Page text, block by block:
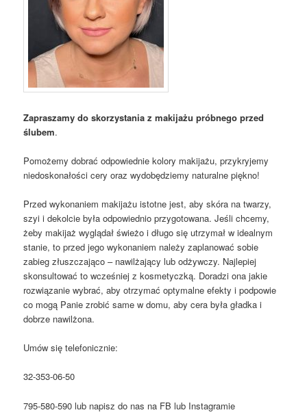
Zapraszamy do skorzystania z makijażu próbnego przed
ślubem.
Pomożemy dobrać odpowiednie kolory makijażu, przykryjemy
niedoskonałości cery oraz wydobędziemy naturalne piękno!
Przed wykonaniem makijażu istotne jest, aby skóra na twarzy,
szyi i dekolcie była odpowiednio przygotowana. Jeśli chcemy,
żeby makijaż wyglądał świeżo i długo się utrzymał w idealnym
stanie, to przed jego wykonaniem należy zaplanować sobie
zabieg złuszczająco – nawilżający lub odżywczy. Najlepiej
skonsultować to wcześniej z kosmetyczką. Doradzi ona jakie
rozwiązanie wybrać, aby otrzymać optymalne efekty i podpowie
co mogą Panie zrobić same w domu, aby cera była gładka i
dobrze nawilżona.
Umów się telefonicznie:
32-353-06-50
795-580-590 lub napisz do nas na FB lub Instagramie